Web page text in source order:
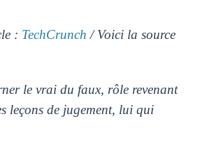
: TechCrunch / Voici la source
le vrai du faux, rôle revenant
leçons de jugement, lui qui